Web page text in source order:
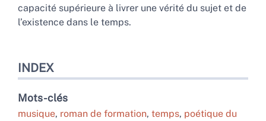
capacité supérieure à livrer une vérité du sujet et de
l’existence dans le temps.
INDEX
Mots-clés
musique, roman de formation, temps, poétique du